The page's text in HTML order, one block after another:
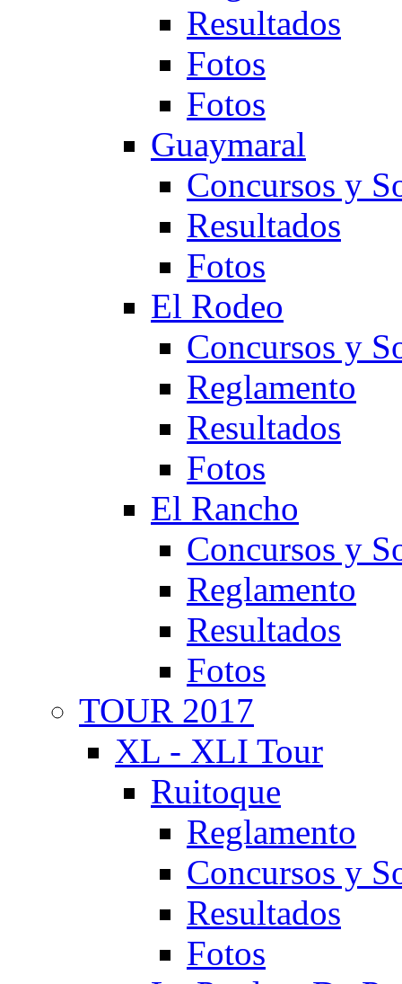
Resultados
Fotos
Fotos
Guaymaral
Concursos y
Resultados
Fotos
El Rodeo
Concursos y
Reglamento
Resultados
Fotos
El Rancho
Concursos y
Reglamento
Resultados
Fotos
TOUR 2017
XL - XLI Tour
Ruitoque
Reglamento
Concursos y
Resultados
Fotos